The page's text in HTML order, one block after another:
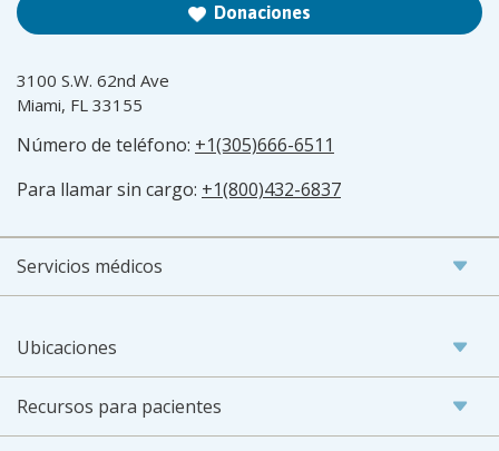
Donaciones
3100 S.W. 62nd Ave
Miami, FL 33155
Número de teléfono: +1(305)666-6511
Para llamar sin cargo: +1(800)432-6837
Servicios médicos
Ubicaciones
Recursos para pacientes